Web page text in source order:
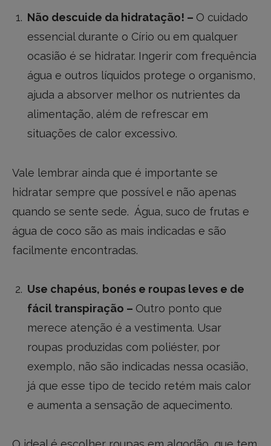
Não descuide da hidratação! – O cuidado
essencial durante o Círio ou em qualquer
ocasião é se hidratar. Ingerir com frequência
água e outros líquidos protege o organismo,
ajuda a absorver melhor os nutrientes da
alimentação, além de refrescar em
situações de calor excessivo.
Vale lembrar ainda que é importante se
hidratar sempre que possível e não apenas
quando se sente sede. Água, suco de frutas e
água de coco são as mais indicadas e são
facilmente encontradas.
Use chapéus, bonés e roupas leves e de
fácil transpiração – Outro ponto que
merece atenção é a vestimenta. Usar
roupas produzidas com poliéster, por
exemplo, não são indicadas nessa ocasião,
já que esse tipo de tecido retém mais calor
e aumenta a sensação de aquecimento.